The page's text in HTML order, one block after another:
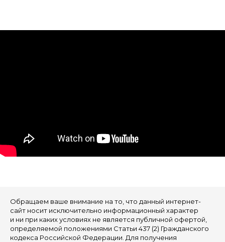
Обращаем ваше внимание на то, что данный интернет-
сайт носит исключительно информационный характер
и ни при каких условиях не является публичной офертой,
определяемой положениями Статьи 437 (2) Гражданского
кодекса Российской Федерации. Для получения